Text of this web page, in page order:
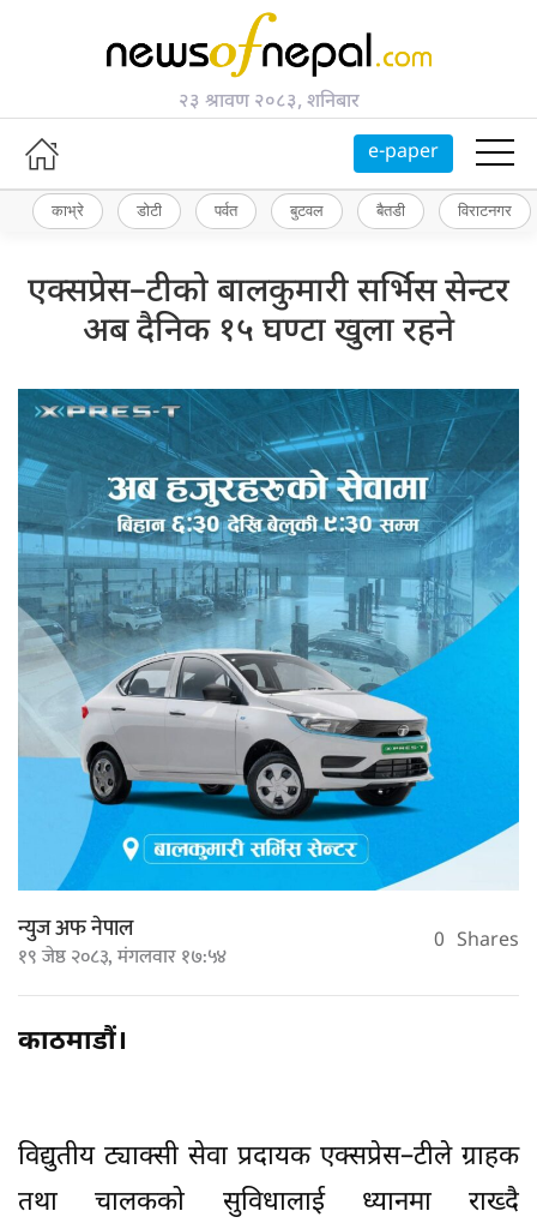
२३ श्रावण २०८३, शनिबार
e-paper
काभ्रे डोटी पर्वत बुटवल बैतडी विराटनगर
एक्सप्रेस–टीको बालकुमारी सर्भिस सेन्टर
अब दैनिक १५ घण्टा खुला रहने
न्युज अफ नेपाल
१९ जेष्ठ २०८३, मंगलवार १७:५४ 0 Shares
काठमाडौं।
विद्युतीय ट्याक्सी सेवा प्रदायक एक्सप्रेस–टीले ग्राहक
तथा चालकको सुविधालाई ध्यानमा राख्दै